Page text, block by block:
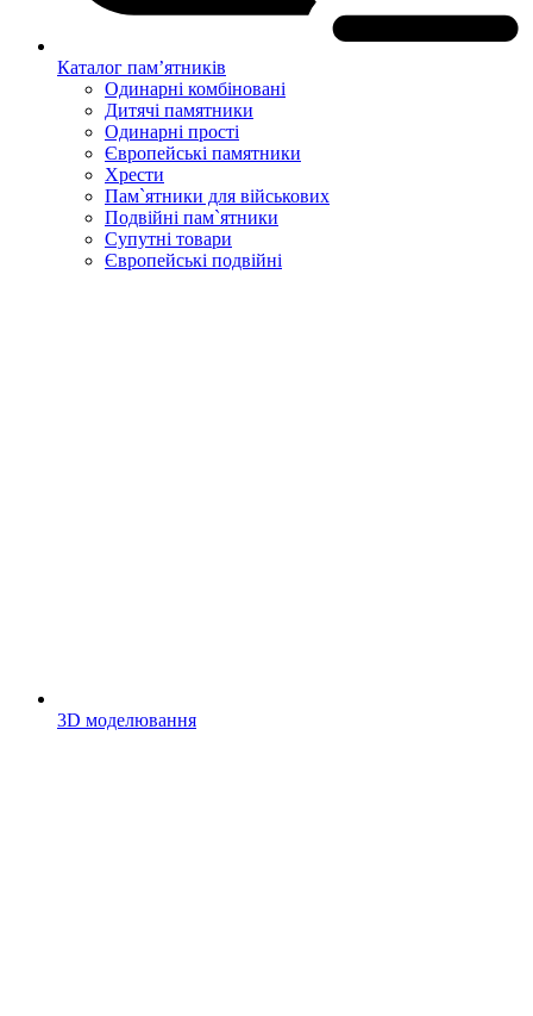
Каталог пам’ятників
Одинарні комбіновані
Дитячі памятники
Одинарні прості
Європейські памятники
Хрести
Пам`ятники для військових
Подвійні пам`ятники
Супутні товари
Європейські подвійні
3D моделювання